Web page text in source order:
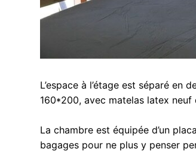
L’espace à l’étage est séparé en
160*200, avec matelas latex
La chambre est équipée d’un
bagages pour ne plus y penser